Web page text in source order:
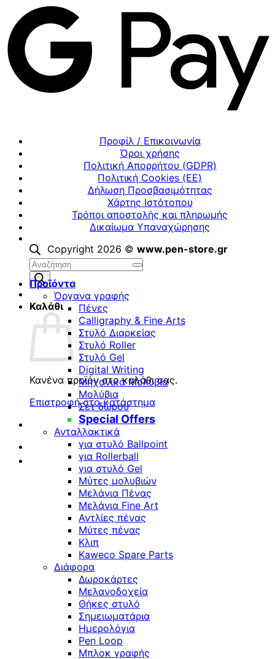
Αναζήτηση
προϊόντων
Καλάθι
Κανένα προϊόν στο καλάθι σας.
Επιστροφή στο κατάστημα
Προφίλ / Επικοινωνία
Όροι χρήσης
Πολιτική Απορρήτου (GDPR)
Πολιτική Cookies (ΕΕ)
Δήλωση Προσβασιμότητας
Χάρτης Ιστότοπου
Τρόποι αποστολής και πληρωμής
Δικαίωμα Υπαναχώρησης
Copyright 2026 © www.pen-store.gr
Προϊόντα
Όργανα γραφής
Πένες
Calligraphy & Fine Arts
Στυλό Διαρκείας
Στυλό Roller
Στυλό Gel
Digital Writing
Μηχανικά Μολύβια
Μολύβια
Σετ δώρου
Special Offers
Ανταλλακτικά
για στυλό Ballpoint
για Rollerball
για στυλό Gel
Μύτες μολυβιών
Μελάνια Πένας
Μελάνια Fine Art
Αντλίες πένας
Μύτες πένας
Κλιπ
Kaweco Spare Parts
Διάφορα
Δωροκάρτες
Μελανοδοχεία
Θήκες στυλό
Σημειωματάρια
Ημερολόγια
Pen Loop
Μπλοκ γραφής